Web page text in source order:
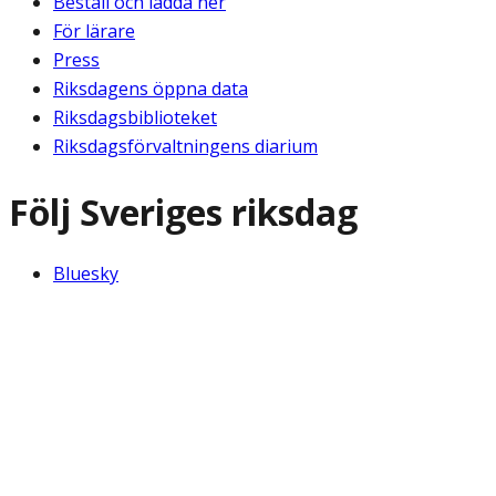
För lärare
Press
Riksdagens öppna data
Riksdagsbiblioteket
Riksdagsförvaltningens diarium
Följ Sveriges riksdag
Bluesky